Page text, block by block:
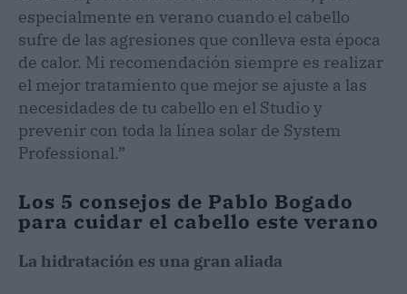
especialmente en verano cuando el cabello
sufre de las agresiones que conlleva esta época
de calor. Mi recomendación siempre es realizar
el mejor tratamiento que mejor se ajuste a las
necesidades de tu cabello en el Studio y
prevenir con toda la línea solar de System
Professional.”
Los 5 consejos de Pablo Bogado
para cuidar el cabello este verano
La hidratación es una gran aliada